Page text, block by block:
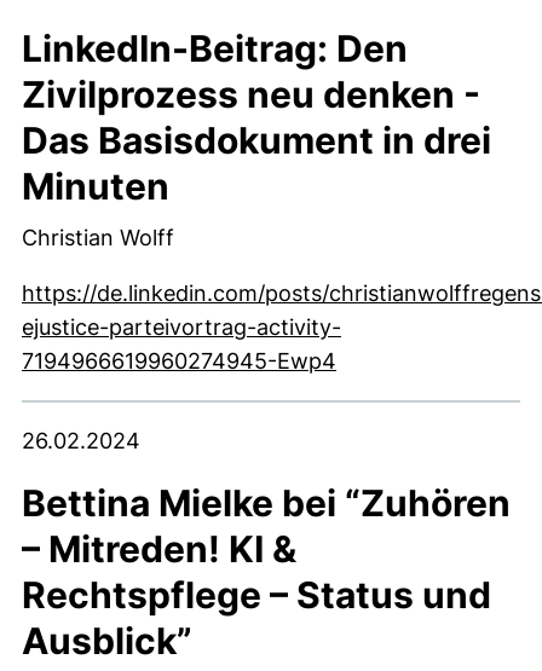
LinkedIn-Beitrag: Den
Zivilprozess neu denken -
Das Basisdokument in drei
Minuten
Christian Wolff
https://de.linkedin.com/posts/
ejustice-parteivortrag-activity-
7194966619960274945-Ewp4
26.02.2024
Bettina Mielke bei “Zuhören
– Mitreden! KI &
Rechtspflege – Status und
Ausblick”